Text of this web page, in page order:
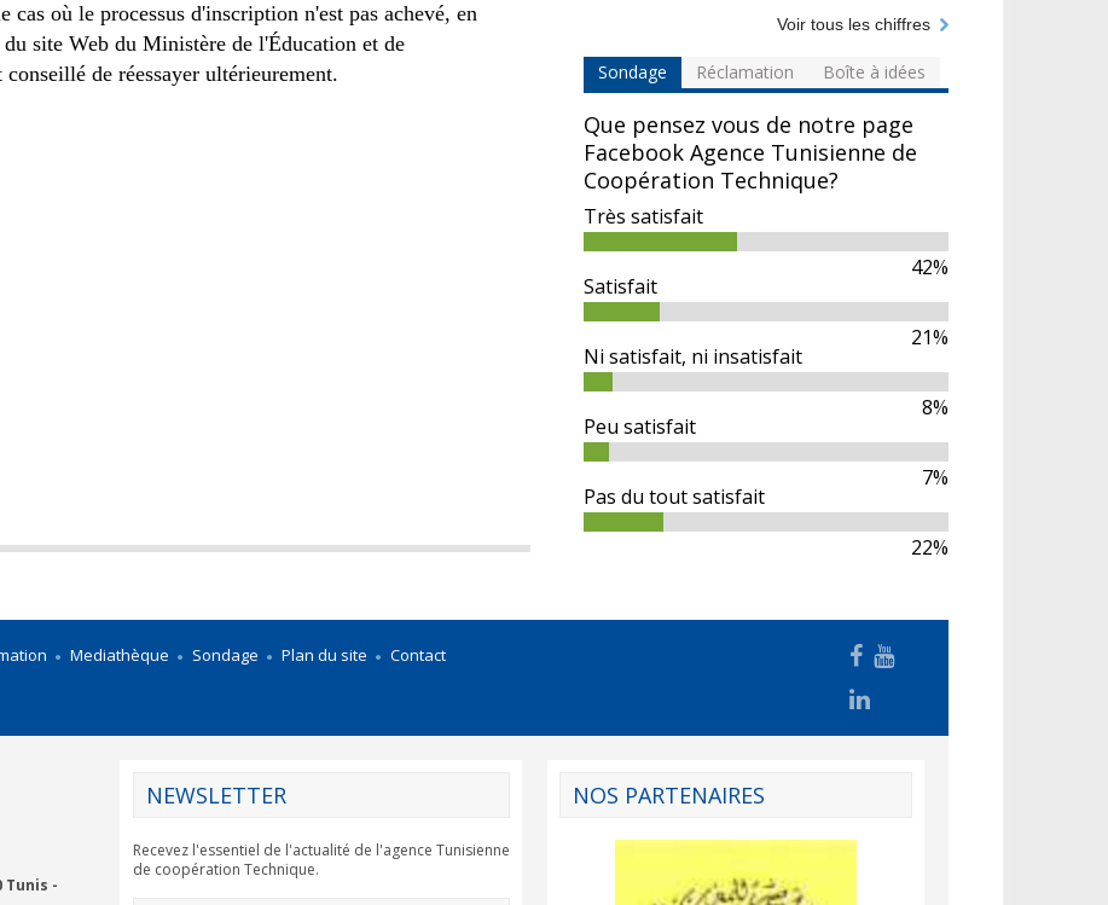
cas où le processus d'inscription n'est pas achevé, en
site Web du Ministère de l'Éducation et de
de réessayer ultérieurement.
Voir tous les chiffres
Sondage Réclamation Boîte à idées
Que pensez vous de notre page
Facebook Agence Tunisienne de
Coopération Technique?
Très satisfait
42%
Satisfait
21%
Ni satisfait, ni insatisfait
8%
Peu satisfait
7%
Pas du tout satisfait
22%
Mediathèque Sondage Plan du site Contact
NOS PARTENAIRES
Tunis -
NEWSLETTER
Recevez l'essentiel de l'actualité de l'agence Tunisienne
de coopération Technique.